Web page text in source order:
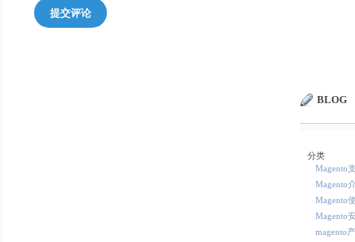
提交评论
BLOG
分类
Magento
Magento
Magento
Magento
magento